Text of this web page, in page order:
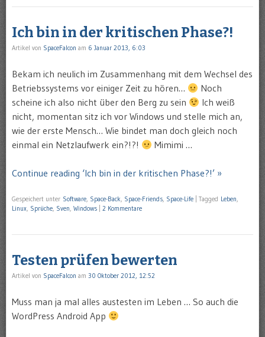
Ich bin in der kritischen Phase?!
Artikel von SpaceFalcon am 6 Januar 2013, 6:03
Bekam ich neulich im Zusammenhang mit dem Wechsel des
Betriebssystems vor einiger Zeit zu hören…
Noch
scheine ich also nicht über den Berg zu sein
Ich weiß
nicht, momentan sitz ich vor Windows und stelle mich an,
wie der erste Mensch… Wie bindet man doch gleich noch
einmal ein Netzlaufwerk ein?!?!
Mimimi …
Continue reading ‘Ich bin in der kritischen Phase?!’ »
Gespeichert unter Software, Space-Back, Space-Friends, Space-Life Tagged Leben,
Linux, Sprüche, Sven, Windows 2 Kommentare
Testen prüfen bewerten
Artikel von SpaceFalcon am 30 Oktober 2012, 12:52
Muss man ja mal alles austesten im Leben … So auch die
WordPress Android App